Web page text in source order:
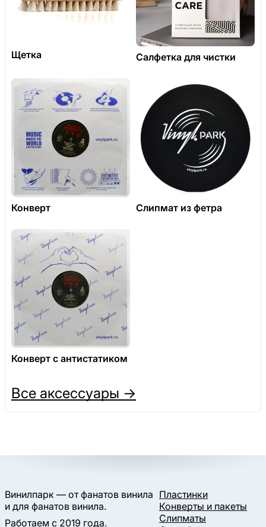
Щетка Салфетка для чистки
Конверт Слипмат из фетра
Конверт с антистатиком
Все аксессуары →
Винилпарк — от фанатов винила
и для фанатов винила.
Работаем с 2019 года.
Пластинки
Конверты и пакеты
Слипматы